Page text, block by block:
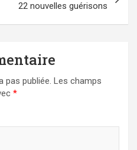
22 nouvelles guérisons
pas publiée. Les champs
*